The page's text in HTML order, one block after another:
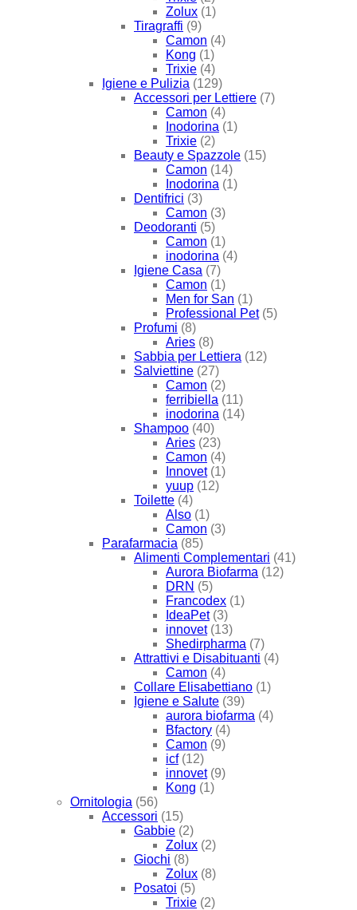
Zolux (1)
Tiragraffi (9)
Camon (4)
Kong (1)
Trixie (4)
Igiene e Pulizia (129)
Accessori per Lettiere (7)
Camon (4)
Inodorina (1)
Trixie (2)
Beauty e Spazzole (15)
Camon (14)
Inodorina (1)
Dentifrici (3)
Camon (3)
Deodoranti (5)
Camon (1)
inodorina (4)
Igiene Casa (7)
Camon (1)
Men for San (1)
Professional Pet (5)
Profumi (8)
Aries (8)
Sabbia per Lettiera (12)
Salviettine (27)
Camon (2)
ferribiella (11)
inodorina (14)
Shampoo (40)
Aries (23)
Camon (4)
Innovet (1)
yuup (12)
Toilette (4)
Also (1)
Camon (3)
Parafarmacia (85)
Alimenti Complementari (41)
Aurora Biofarma (12)
DRN (5)
Francodex (1)
IdeaPet (3)
innovet (13)
Shedirpharma (7)
Attrattivi e Disabituanti (4)
Camon (4)
Collare Elisabettiano (1)
Igiene e Salute (39)
aurora biofarma (4)
Bfactory (4)
Camon (9)
icf (12)
innovet (9)
Kong (1)
Ornitologia (56)
Accessori (15)
Gabbie (2)
Zolux (2)
Giochi (8)
Zolux (8)
Posatoi (5)
Trixie (2)